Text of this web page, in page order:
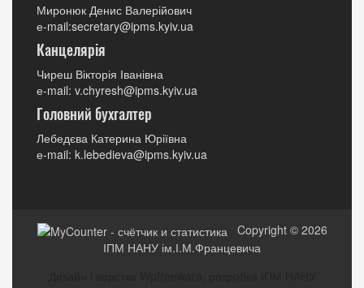
Миронюк Денис Валерійович
е-mail:secretary@ipms.kyiv.ua
Канцелярія
Чиреш Вікторія Іванівна
е-mail: v.chyresh@ipms.kyiv.ua
Головний бухгалтер
Лебедєва Катерина Юріївна
е-mail: k.lebedieva@ipms.kyiv.ua
Copyright © 2026
ІПМ НАНУ ім.І.М.Францевича